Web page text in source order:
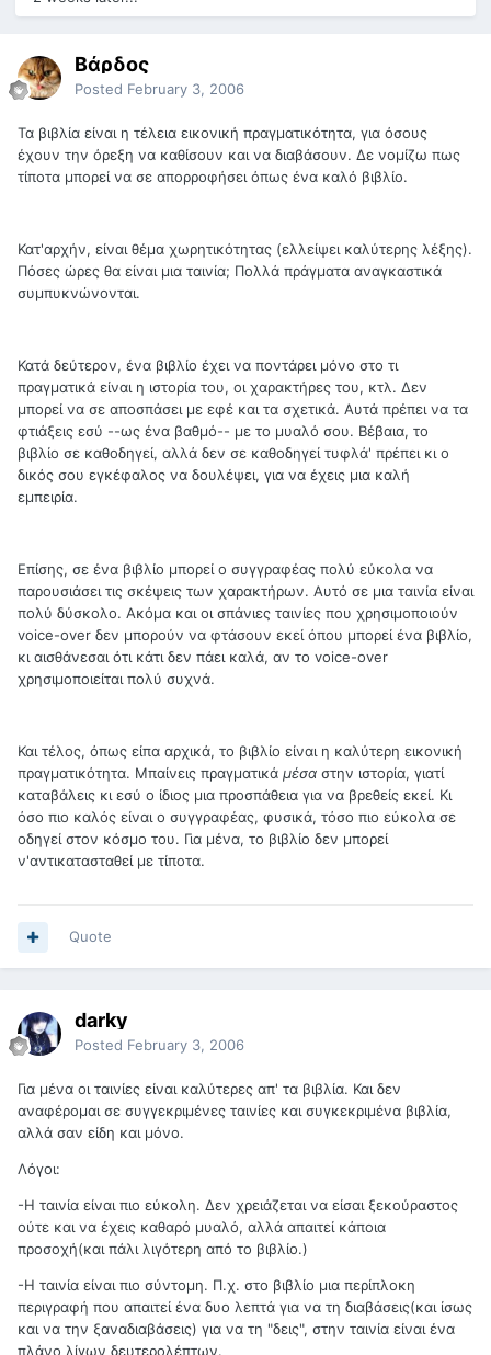
Βάρδος
Posted February 3, 2006
Τα βιβλία είναι η τέλεια εικονική πραγματικότητα, για όσους
έχουν την όρεξη να καθίσουν και να διαβάσουν. Δε νομίζω πως
τίποτα μπορεί να σε απορροφήσει όπως ένα καλό βιβλίο.
Κατ'αρχήν, είναι θέμα χωρητικότητας (ελλείψει καλύτερης λέξης).
Πόσες ώρες θα είναι μια ταινία; Πολλά πράγματα αναγκαστικά
συμπυκνώνονται.
Κατά δεύτερον, ένα βιβλίο έχει να ποντάρει μόνο στο τι
πραγματικά είναι η ιστορία του, οι χαρακτήρες του, κτλ. Δεν
μπορεί να σε αποσπάσει με εφέ και τα σχετικά. Αυτά πρέπει να τα
φτιάξεις εσύ --ως ένα βαθμό-- με το μυαλό σου. Βέβαια, το
βιβλίο σε καθοδηγεί, αλλά δεν σε καθοδηγεί τυφλά' πρέπει κι ο
δικός σου εγκέφαλος να δουλέψει, για να έχεις μια καλή
εμπειρία.
Επίσης, σε ένα βιβλίο μπορεί ο συγγραφέας πολύ εύκολα να
παρουσιάσει τις σκέψεις των χαρακτήρων. Αυτό σε μια ταινία είναι
πολύ δύσκολο. Ακόμα και οι σπάνιες ταινίες που χρησιμοποιούν
voice-over δεν μπορούν να φτάσουν εκεί όπου μπορεί ένα βιβλίο,
κι αισθάνεσαι ότι κάτι δεν πάει καλά, αν το voice-over
χρησιμοποιείται πολύ συχνά.
Και τέλος, όπως είπα αρχικά, το βιβλίο είναι η καλύτερη εικονική
πραγματικότητα. Μπαίνεις πραγματικά μέσα στην ιστορία, γιατί
καταβάλεις κι εσύ ο ίδιος μια προσπάθεια για να βρεθείς εκεί. Κι
όσο πιο καλός είναι ο συγγραφέας, φυσικά, τόσο πιο εύκολα σε
οδηγεί στον κόσμο του. Για μένα, το βιβλίο δεν μπορεί
ν'αντικατασταθεί με τίποτα.
Quote
darky
Posted February 3, 2006
Για μένα οι ταινίες είναι καλύτερες απ' τα βιβλία. Και δεν
αναφέρομαι σε συγγεκριμένες ταινίες και συγκεκριμένα βιβλία,
αλλά σαν είδη και μόνο.
Λόγοι:
-Η ταινία είναι πιο εύκολη. Δεν χρειάζεται να είσαι ξεκούραστος
ούτε και να έχεις καθαρό μυαλό, αλλά απαιτεί κάποια
προσοχή(και πάλι λιγότερη από το βιβλίο.)
-Η ταινία είναι πιο σύντομη. Π.χ. στο βιβλίο μια περίπλοκη
περιγραφή που απαιτεί ένα δυο λεπτά για να τη διαβάσεις(και ίσως
και να την ξαναδιαβάσεις) για να τη "δεις", στην ταινία είναι ένα
πλάνο λίγων δευτερολέπτων.